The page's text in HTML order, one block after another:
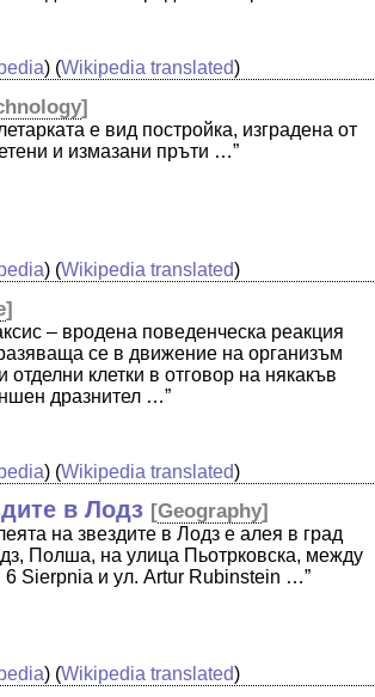
) (Wikipedia translated)
]
е вид постройка, изградена от
и измазани пръти …”
) (Wikipedia translated)
]
– вродена поведенческа реакция
се в движение на организъм
отделни клетки в отговор на някакъв
дразнител …”
) (Wikipedia translated)
в Лодз [Geography]
на звездите в Лодз е алея в град
Полша, на улица Пьотрковска, между
6 Sierpnia и ул. Artur Rubinstein …”
) (Wikipedia translated)